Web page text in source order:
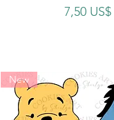
Precio
7,50 US$
New